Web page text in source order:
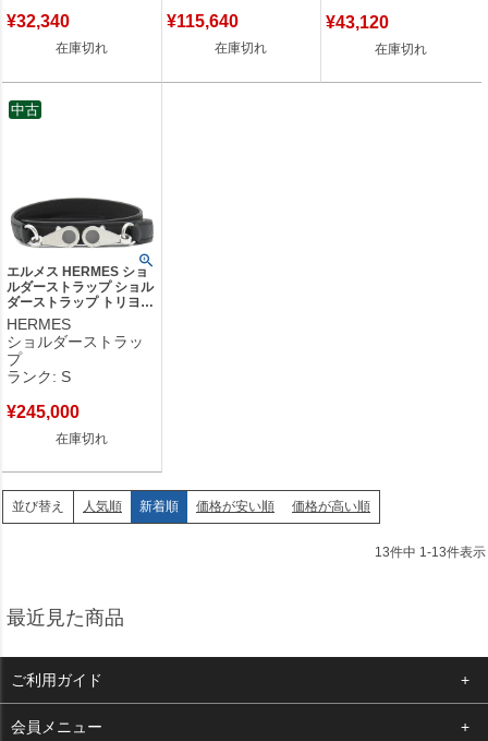
¥32,340
在庫切れ
¥115,640
在庫切れ
¥43,120
在庫切れ
エルメス HERMES ショ
ルダーストラップ ショル
ダーストラップ トリヨン
クレマンス ブラック シ
ルバー金具 黒 【保存
袋】 【中古】未使用保管
品
HERMES
ショルダーストラッ
プ
ランク: S
¥245,000
在庫切れ
中古
並び替え 人気順 新着順 価格が安い順 価格が高い順
13件中 1 -13件表示
最近見た商品
ご利用ガイド
よくある質問
会員メニュー